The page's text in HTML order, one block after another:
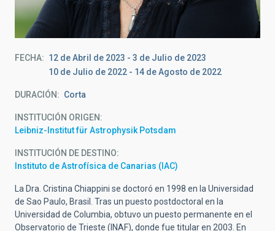
FECHA 12 de Abril de 2023 - 3 de Julio de 2023
10 de Julio de 2022 - 14 de Agosto de 2022
DURACIÓN Corta
INSTITUCIÓN ORIGEN
Leibniz-Institut für Astrophysik Potsdam
INSTITUCIÓN DE DESTINO
Instituto de Astrofísica de Canarias (IAC)
La Dra. Cristina Chiappini se doctoró en 1998 en la Universidad
de Sao Paulo, Brasil. Tras un puesto postdoctoral en la
Universidad de Columbia, obtuvo un puesto permanente en el
Observatorio de Trieste (INAF), donde fue titular en 2003. En